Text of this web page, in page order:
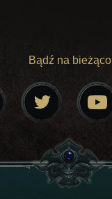
Bądź na bieżąco